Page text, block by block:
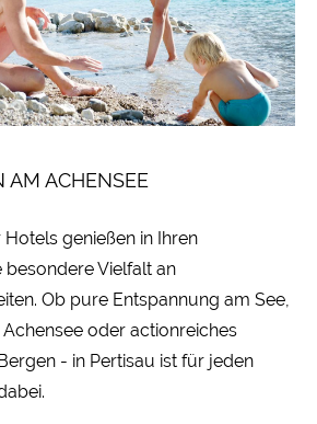
AM ACHENSEE
genießen in Ihren
Vielfalt an
Ob pure Entspannung am See,
oder actionreiches
- in Pertisau ist für jeden